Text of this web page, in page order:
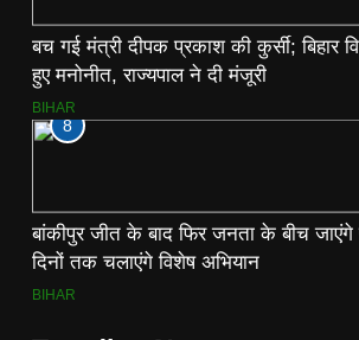
बच गई मंत्री दीपक प्रकाश की कुर्सी; बिहार
हुए मनोनीत, राज्यपाल ने दी मंजूरी
BIHAR
8
बांकीपुर जीत के बाद फिर जनता के बीच जाएंगे
दिनों तक चलाएंगे विशेष अभियान
BIHAR